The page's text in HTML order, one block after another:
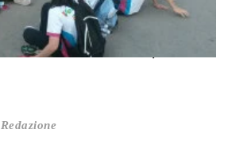
LE PORTE, MA
Redazione